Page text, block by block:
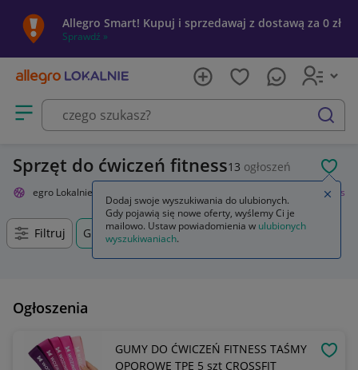
Allegro Smart! Kupuj i sprzedawaj z dostawą za 0 zł
Sprawdź »
Otwórz menu z kategoriami
szukaj
Sprzęt do ćwiczeń fitness13 ogłoszeń
Allegro Lokalnie Trening fitness
Filtruj Grybów, Małopolskie, +0 km
Ogłoszenia
GUMY DO ĆWICZEŃ FITNESS TAŚMY
OPOROWE TPE 5 szt CROSSFIT
Dodaj swoje wyszukiwania do ulubionych.
Gdy pojawią się nowe oferty, wyślemy Ci je
mailowo. Ustaw powiadomienia w ulubionych
wyszukiwaniach.